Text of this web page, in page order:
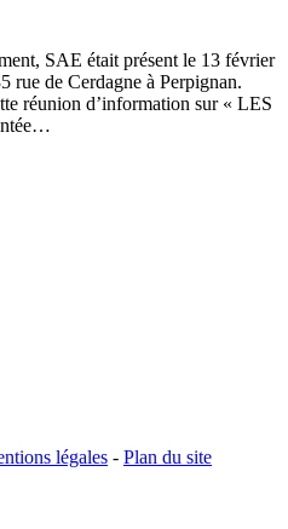
SAE était présent le 13 février
rue de Cerdagne à Perpignan.
réunion d’information sur « LES
légales - Plan du site